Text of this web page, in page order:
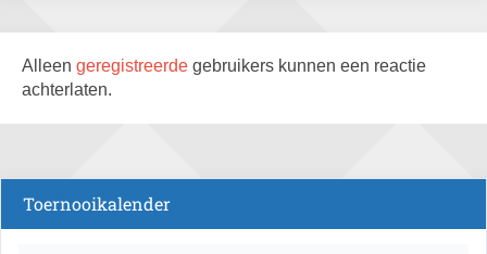
Alleen geregistreerde gebruikers kunnen een reactie
achterlaten.
Toernooikalender